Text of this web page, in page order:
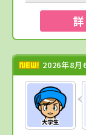
2026年8月